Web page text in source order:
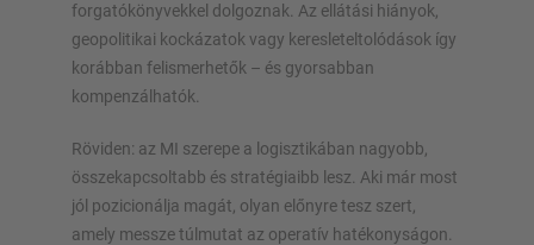
forgatókönyvekkel dolgoznak. Az ellátási hiányok,
geopolitikai kockázatok vagy keresleteltolódások így
korábban felismerhetők – és gyorsabban
kompenzálhatók.
Röviden: az MI szerepe a logisztikában nagyobb,
összekapcsoltabb és stratégiaibb lesz. Aki már most
jól pozicionálja magát, olyan előnyre tesz szert,
amely messze túlmutat az operatív hatékonyságon.